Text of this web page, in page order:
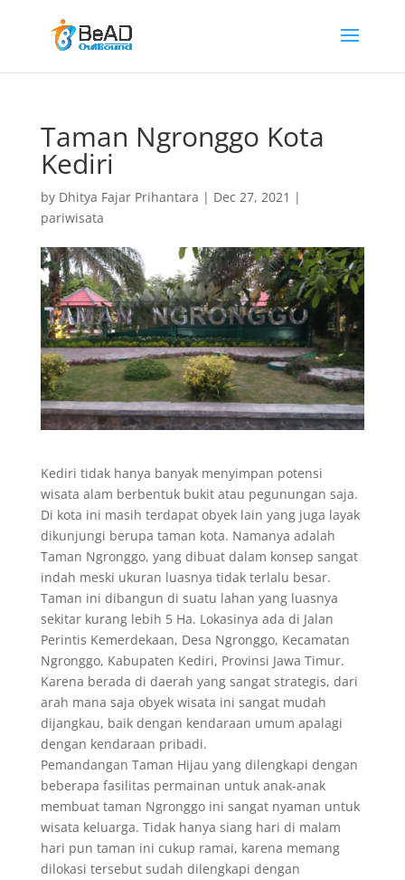
Taman Ngronggo Kota
Kediri
by Dhitya Fajar Prihantara | Dec 27, 2021 |
pariwisata
Kediri tidak hanya banyak menyimpan potensi
wisata alam berbentuk bukit atau pegunungan saja.
Di kota ini masih terdapat obyek lain yang juga layak
dikunjungi berupa taman kota. Namanya adalah
Taman Ngronggo, yang dibuat dalam konsep sangat
indah meski ukuran luasnya tidak terlalu besar.
Taman ini dibangun di suatu lahan yang luasnya
sekitar kurang lebih 5 Ha. Lokasinya ada di Jalan
Perintis Kemerdekaan, Desa Ngronggo, Kecamatan
Ngronggo, Kabupaten Kediri, Provinsi Jawa Timur.
Karena berada di daerah yang sangat strategis, dari
arah mana saja obyek wisata ini sangat mudah
dijangkau, baik dengan kendaraan umum apalagi
dengan kendaraan pribadi.
Pemandangan Taman Hijau yang dilengkapi dengan
beberapa fasilitas permainan untuk anak-anak
membuat taman Ngronggo ini sangat nyaman untuk
wisata keluarga. Tidak hanya siang hari di malam
hari pun taman ini cukup ramai, karena memang
dilokasi tersebut sudah dilengkapi dengan